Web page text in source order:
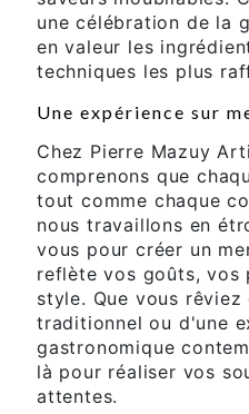
une célébration de la
en valeur les
techniques les plus
Une expérience sur
Chez Pierre Mazuy
comprenons que
tout comme chaque
nous travaillons en
vous pour créer un
reflète vos goûts, vos
style. Que vous rêviez
traditionnel ou d'une
gastronomique
là pour réaliser vos
attentes.